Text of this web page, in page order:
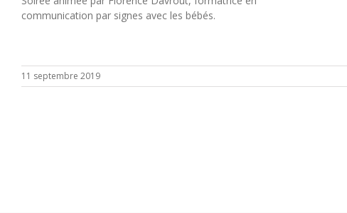
communication par signes avec les bébés.
11 septembre 2019